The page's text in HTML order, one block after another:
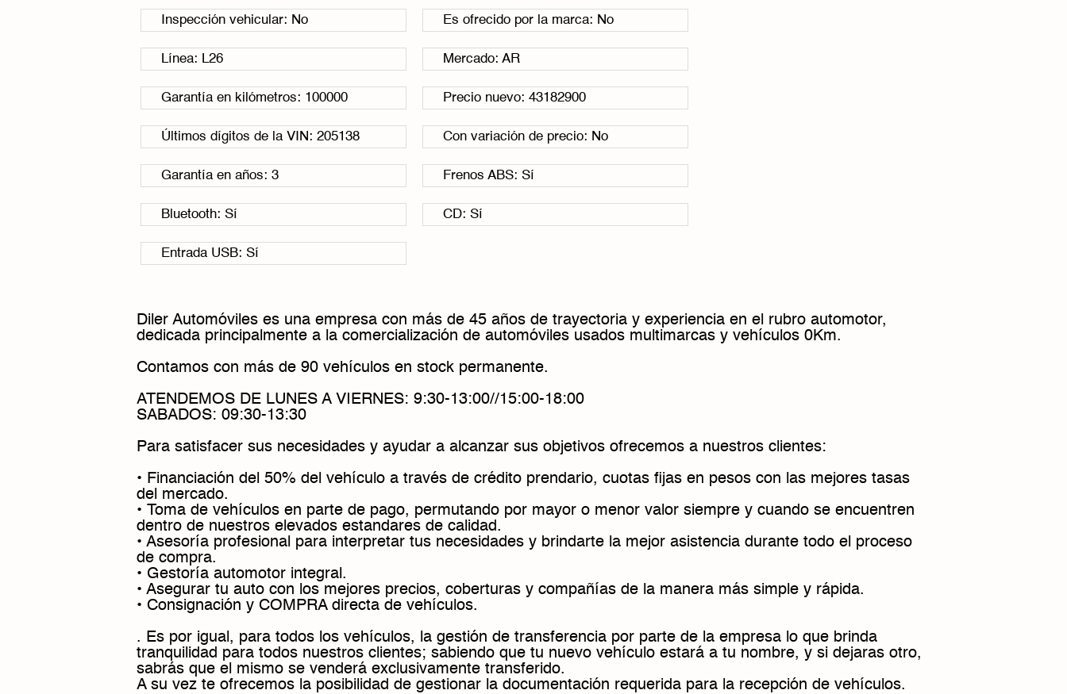
Inspección vehicular: No Es ofrecido por la marca: No
Línea: L26 Mercado: AR
Garantía en kilómetros: 100000 Precio nuevo: 43182900
Últimos dígitos de la VIN: 205138 Con variación de precio: No
Garantía en años: 3 Frenos ABS: Sí
Bluetooth: Sí CD: Sí
Entrada USB: Sí
Diler Automóviles es una empresa con más de 45 años de trayectoria y experiencia en el rubro automotor,
dedicada principalmente a la comercialización de automóviles usados multimarcas y vehículos 0Km.
Contamos con más de 90 vehículos en stock permanente.
ATENDEMOS DE LUNES A VIERNES: 9:30-13:00//15:00-18:00
SABADOS: 09:30-13:30
Para satisfacer sus necesidades y ayudar a alcanzar sus objetivos ofrecemos a nuestros clientes:
• Financiación del 50% del vehículo a través de crédito prendario, cuotas fijas en pesos con las mejores tasas
del mercado.
• Toma de vehículos en parte de pago, permutando por mayor o menor valor siempre y cuando se encuentren
dentro de nuestros elevados estandares de calidad.
• Asesoría profesional para interpretar tus necesidades y brindarte la mejor asistencia durante todo el proceso
de compra.
• Gestoría automotor integral.
• Asegurar tu auto con los mejores precios, coberturas y compañías de la manera más simple y rápida.
• Consignación y COMPRA directa de vehículos.
. Es por igual, para todos los vehículos, la gestión de transferencia por parte de la empresa lo que brinda
tranquilidad para todos nuestros clientes; sabiendo que tu nuevo vehículo estará a tu nombre, y si dejaras otro,
sabrás que el mismo se venderá exclusivamente transferido.
A su vez te ofrecemos la posibilidad de gestionar la documentación requerida para la recepción de vehículos.